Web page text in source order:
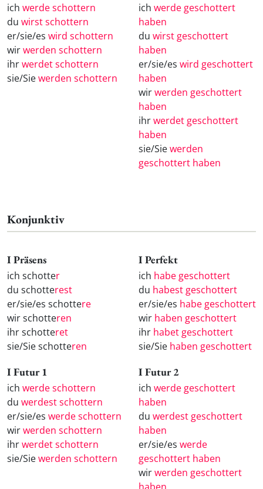
ich werde schottern
du wirst schottern
er/sie/es wird schottern
wirwerden schottern
ihrwerdet schottern
sie/Siewerden schottern
ich werde geschottert
haben
du wirst geschottert
haben
er/sie/es wird geschottert
haben
wirwerden geschottert
haben
ihrwerdet geschottert
haben
sie/Siewerden
geschottert haben
Konjunktiv
I Präsens
ich schotter
du schotterest
er/sie/es schottere
wir schotteren
ihr schotteret
sie/Sie schotteren
I Perfekt
ich habe geschottert
du habest geschottert
er/sie/es habe geschottert
wir haben geschottert
ihr habet geschottert
sie/Sie haben geschottert
I Futur 1
ich werde schottern
du werdest schottern
er/sie/es werde schottern
wirwerden schottern
ihrwerdet schottern
sie/Siewerden schottern
I Futur 2
ich werde geschottert
haben
du werdest geschottert
haben
er/sie/es werde
geschottert haben
wirwerden geschottert